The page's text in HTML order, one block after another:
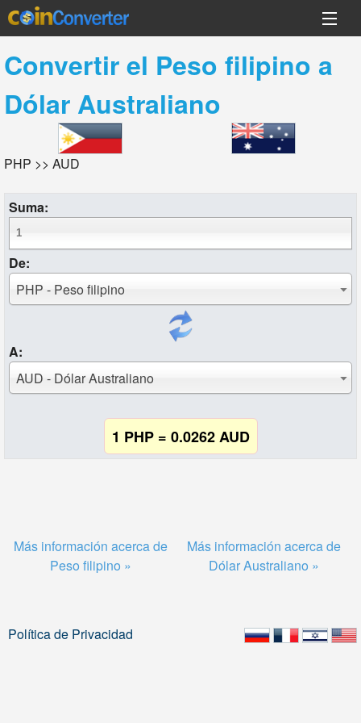
Convertir el Peso filipino a
Dólar Australiano
PHP >> AUD
Suma:
De:
PHP - Peso filipino
A:
AUD - Dólar Australiano
1 PHP = 0.0262 AUD
Más información acerca de
Peso filipino »
Más información acerca de
Dólar Australiano »
Política de Privacidad